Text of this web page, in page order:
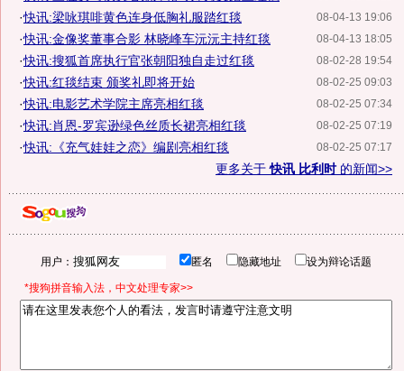
08-04-13 19:06
·快讯:梁咏琪啡黄色连身低胸礼服踏红毯
08-04-13 18:05
·快讯:金像奖董事合影 林晓峰车沅沅主持红毯
08-02-28 19:54
·快讯:搜狐首席执行官张朝阳独自走过红毯
08-02-25 09:03
·快讯:红毯结束 颁奖礼即将开始
08-02-25 07:34
·快讯:电影艺术学院主席亮相红毯
08-02-25 07:19
·快讯:肖恩-罗宾逊绿色丝质长裙亮相红毯
08-02-25 07:17
·快讯:《充气娃娃之恋》编剧亮相红毯
更多关于快讯 比利时的新闻>>
用户： 匿名 隐藏地址 设为辩论话题
*搜狗拼音输入法，中文处理专家>>